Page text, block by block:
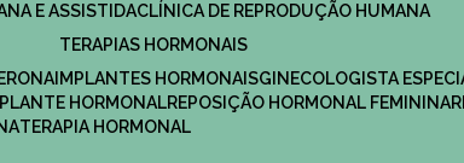
E ASSISTIDA
CLÍNICA DE REPRODUÇÃO HUMANA
TERAPIAS HORMONAIS
IMPLANTES HORMONAIS
GINECOLOGISTA
HORMONAL
REPOSIÇÃO HORMONAL FEMININA
TERAPIA HORMONAL